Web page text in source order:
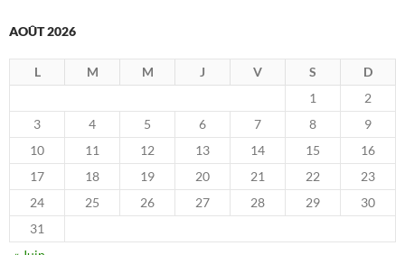
AOÛT 2026
L M M J V S
D
1
2
3
4 5 6 7 8
9
10
11 12 13 14 15
16
17
18 19 20 21 22
23
24
25 26 27 28 29
30
31